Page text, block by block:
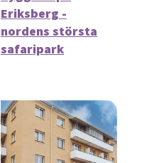
Eriksberg -
nordens största
safaripark